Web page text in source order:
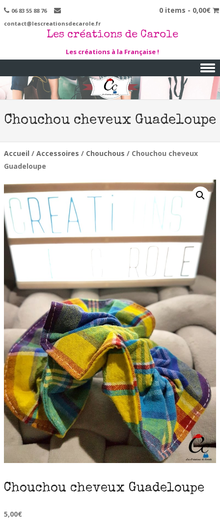
06 83 55 88 76
contact@lescreationsdecarole.fr
0 items - 0,00€
Les créations de Carole
Les créations à la Française !
Skip to content
Chouchou cheveux Guadeloupe
Accueil / Accessoires / Chouchous / Chouchou cheveux
Guadeloupe
Chouchou cheveux Guadeloupe
5,00€